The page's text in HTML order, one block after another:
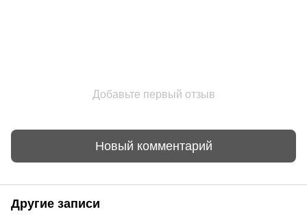
Добавьте первый отзыв
Новый комментарий
Другие записи